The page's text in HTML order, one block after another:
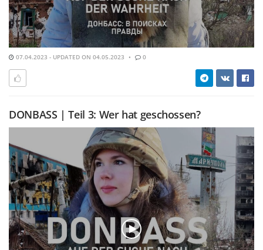
07.04.2023 - UPDATED ON 04.05.2023 0
DONBASS | Teil 3: Wer hat geschossen?